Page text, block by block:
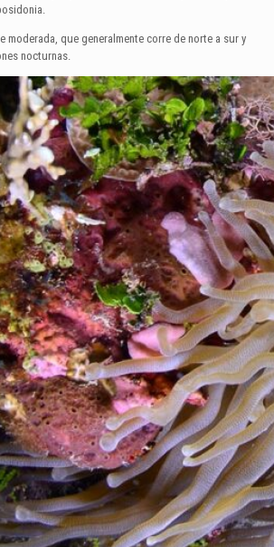
moderada, que generalmente corre de norte a sur y
nocturnas.